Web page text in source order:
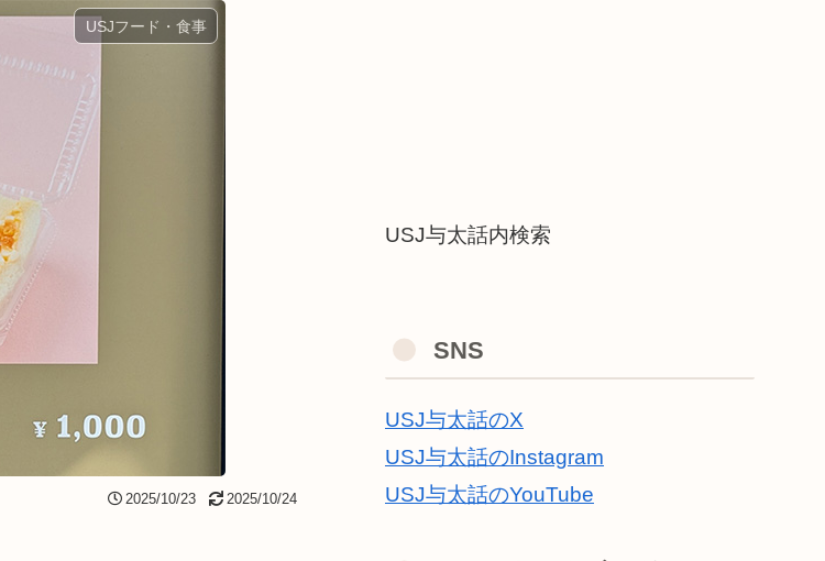
USJフード・食事
2025/10/23 2025/10/24
USJ与太話内検索
SNS
USJ与太話のX
USJ与太話のInstagram
USJ与太話のYouTube